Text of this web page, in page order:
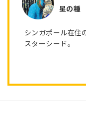
星の種
シンガポール在住
スターシード。